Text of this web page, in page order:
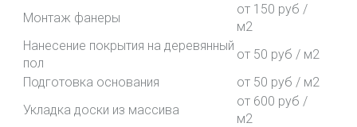
Монтаж фанеры
от 150 руб /
м2
Нанесение покрытия на деревянный
пол
от 50 руб / м2
Подготовка основания
от 50 руб / м2
Укладка доски из массива
от 600 руб /
м2